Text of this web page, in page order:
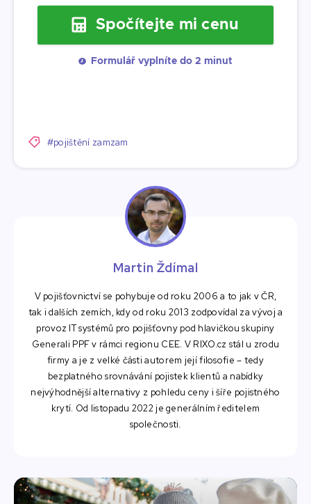
#pojištění zamzam
Martin Ždímal
V pojišťovnictví se pohybuje od roku 2006 a to jak v ČR,
tak i dalších zemích, kdy od roku 2013 zodpovídal za vývoj a
provoz IT systémů pro pojišťovny pod hlavičkou skupiny
Generali PPF v rámci regionu CEE. V RIXO.cz stál u zrodu
firmy a je z velké části autorem její filosofie – tedy
bezplatného srovnávání pojistek klientů a nabídky
nejvýhodnější alternativy z pohledu ceny i šíře pojistného
krytí. Od listopadu 2022 je generálním ředitelem
společnosti.